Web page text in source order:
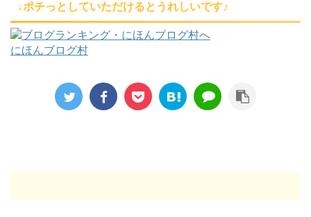
↓ポチっとしていただけるとうれしいです♪
にほんブログ村